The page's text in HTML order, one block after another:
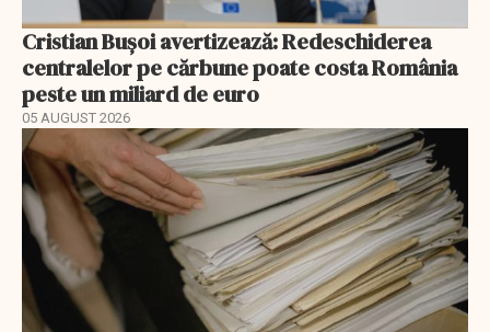
Cristian Bușoi avertizează: Redeschiderea
centralelor pe cărbune poate costa România
peste un miliard de euro
05 AUGUST 2026